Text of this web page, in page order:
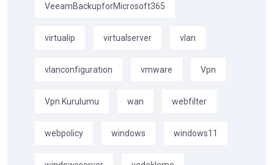
VeeamBackupforMicrosoft365
virtualip virtualserver vlan
vlanconfiguration vmware Vpn
Vpn Kurulumu wan webfilter
webpolicy windows windows11